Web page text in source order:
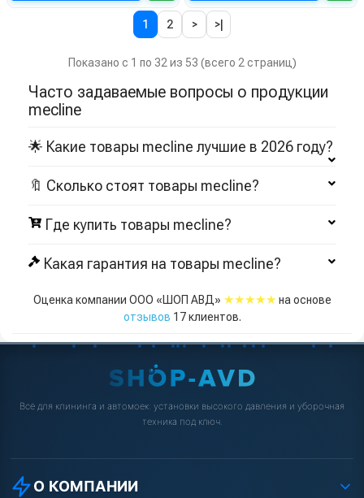
1 2 > >|
Показано с 1 по 32 из 53 (всего 2 страниц)
Часто задаваемые вопросы о продукции
mecline
🌟 Какие товары mecline лучшие в 2026 году?
🔖 Сколько стоят товары mecline?
Где купить товары mecline?
Какая гарантия на товары mecline?
Оценка компании ООО «ШОП АВД» ★★★★★ на основе
отзывов 17клиентов.
Всё для клининга и автомоек: установки высокого давления и уборочная
техника под ключ.
О КОМПАНИИ